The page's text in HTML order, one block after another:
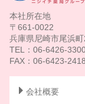
本社所在地
〒661-0022
兵庫県尼崎市尾浜
TEL：06-6426-
FAX：06-6423-2418
会社概要